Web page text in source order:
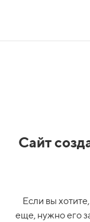
Сайт
Если вы
еще, нужно его